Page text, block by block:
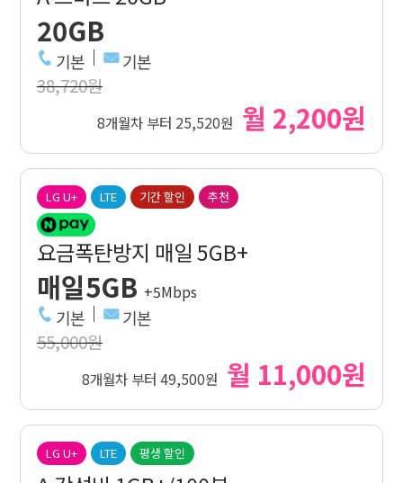
20GB
기본 기본
38,720원
8개월차 부터 25,520원 월 2,200원
LG U+ LTE 기간 할인 추천
요금폭탄방지 매일 5GB+
매일5GB +5Mbps
기본 기본
55,000원
8개월차 부터 49,500원 월 11,000원
LG U+ LTE 평생 할인